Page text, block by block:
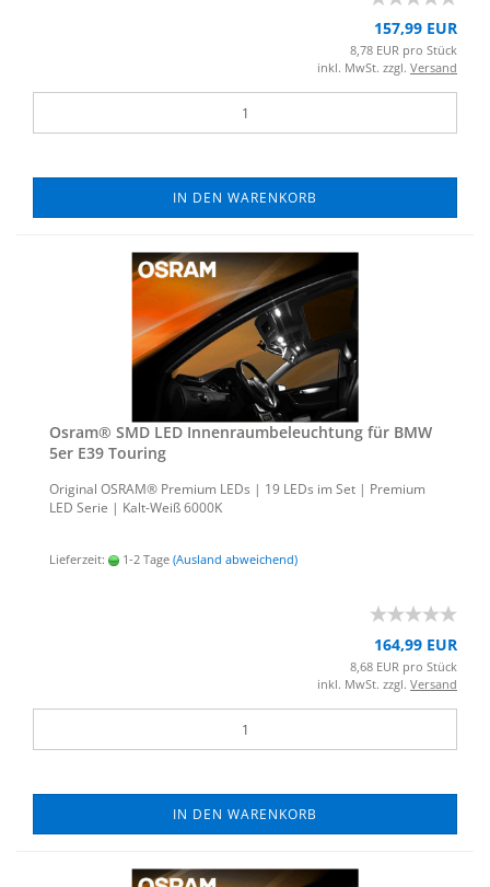
157,99 EUR
8,78 EUR pro Stück
inkl. MwSt. zzgl. Versand
IN DEN WARENKORB
Osram® SMD LED In­nen­raum­be­leuch­tung für BMW
5er E39 Tou­ring
Ori­gi­nal OSRAM® Pre­mi­um LEDs | 19 LEDs im Set | Pre­mi­um
LED Serie | Kalt-​Weiß 6000K
Lieferzeit: 1-2 Tage (Ausland abweichend)
164,99 EUR
8,68 EUR pro Stück
inkl. MwSt. zzgl. Versand
IN DEN WARENKORB